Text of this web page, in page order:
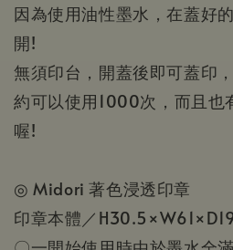
因為使用油性墨水，在蓋好
開!
無須印台，開蓋後即可蓋印，
約可以使用1000次，而且也
喔!
◎ Midori 著色浸透印章
印章本體／